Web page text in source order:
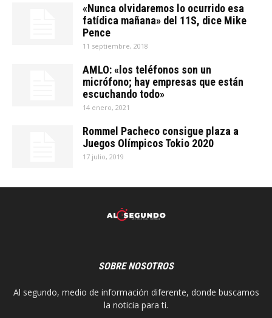
«Nunca olvidaremos lo ocurrido esa
fatídica mañana» del 11S, dice Mike
Pence
11 septiembre, 2018
AMLO: «los teléfonos son un
micrófono; hay empresas que están
escuchando todo»
14 enero, 2021
Rommel Pacheco consigue plaza a
Juegos Olímpicos Tokio 2020
17 julio, 2019
SOBRE NOSOTROS
Al segundo, medio de información diferente, donde buscamos
la noticia para ti.